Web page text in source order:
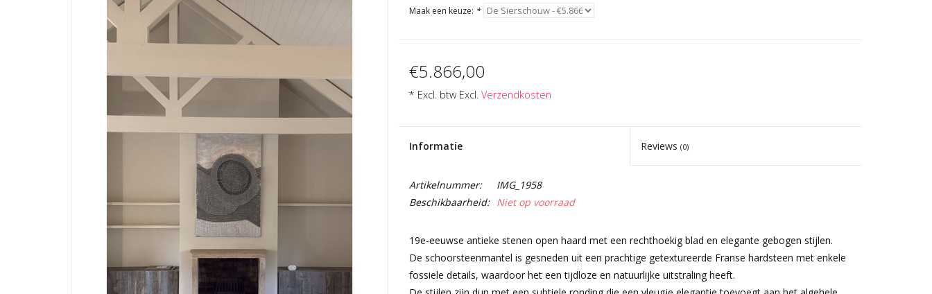
Maak een keuze: *
€5.866,00
* Excl. btw Excl. Verzendkosten
Informatie Reviews(0)
Artikelnummer:
IMG_1958
Beschikbaarheid:
Niet op voorraad
19e-eeuwse antieke stenen open haard met een rechthoekig blad en elegante gebogen stijlen.
De schoorsteenmantel is gesneden uit een prachtige getextureerde Franse hardsteen met enkele
fossiele details, waardoor het een tijdloze en natuurlijke uitstraling heeft.